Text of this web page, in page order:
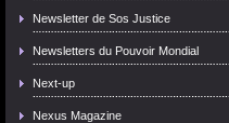
Newsletter de Sos Justice
Newsletters du Pouvoir Mondial
Next-up
Nexus Magazine